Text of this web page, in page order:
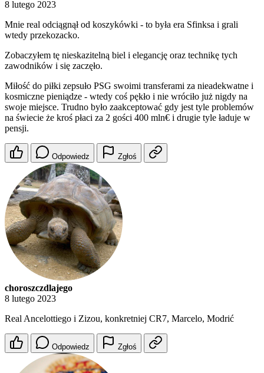
8 lutego 2023
Mnie real odciągnął od koszykówki - to była era Sfinksa i grali
wtedy przekozacko.
Zobaczyłem tę nieskazitelną biel i elegancję oraz technikę tych
zawodników i się zaczęło.
Miłość do piłki zepsuło PSG swoimi transferami za nieadekwatne i
kosmiczne pieniądze - wtedy coś pękło i nie wróciło już nigdy na
swoje miejsce. Trudno było zaakceptować gdy jest tyle problemów
na świecie że kroś płaci za 2 gości 400 mln€ i drugie tyle ładuje w
pensji.
Odpowiedz Zgłoś
choroszczdlajego
8 lutego 2023
Real Ancelottiego i Zizou, konkretniej CR7, Marcelo, Modrić
Odpowiedz Zgłoś